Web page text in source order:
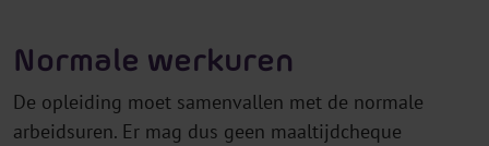
Normale werkuren
De opleiding moet samenvallen met de normale
arbeidsuren. Er mag dus geen maaltijdcheque